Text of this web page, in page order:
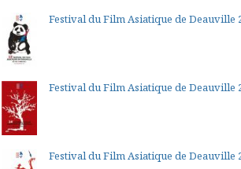
Festival du Film Asiatique de Deauville
Festival du Film Asiatique de Deauville
Festival du Film Asiatique de Deauville